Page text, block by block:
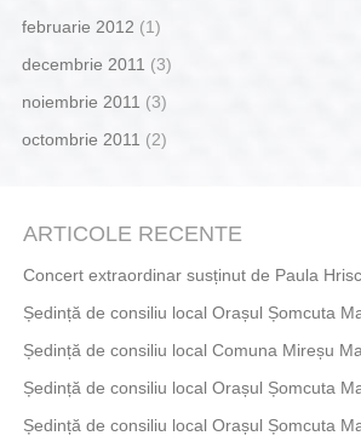
februarie 2012 (1)
decembrie 2011 (3)
noiembrie 2011 (3)
octombrie 2011 (2)
ARTICOLE RECENTE
Concert extraordinar susținut de Paula
Ședință de consiliu local Orașul Șomcuta
Ședință de consiliu local Comuna Mireșu
Ședință de consiliu local Orașul Șomcuta
Ședință de consiliu local Orașul Șomcuta